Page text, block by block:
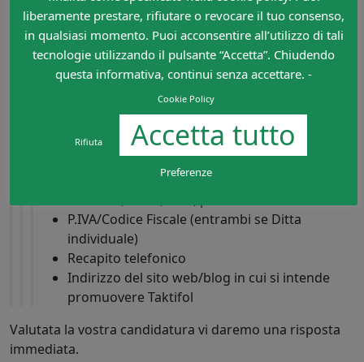
Non fai ancora parte del
programma Dropshipping di
Taktifol Italia?
taktifol@mistermanager.it
riportante:
Nome e cognome
Ragione sociale (se società)
P.IVA/Codice Fiscale (entrambi se Ditta
individuale)
Recapito telefonico
Indirizzo del sito web/blog in cui si intende
promuovere Taktifol
Valutata la vostra candidatura vi daremo una risposta
immediata.
liberamente prestare, rifiutare o revocare il tuo consenso,
in qualsiasi momento. Puoi acconsentire all’utilizzo di tali
tecnologie utilizzando il pulsante “Accetta”. Chiudendo
questa informativa, continui senza accettare. -
Cookie Policy
Rifiuta Accetta tutto
Preferenze